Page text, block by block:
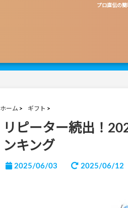
プロ直伝の
ホーム ギフト
リピーター続出！
ンキング
2025/06/03 2025/06/12